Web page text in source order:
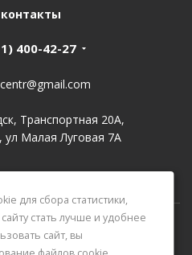
400-42-27
Транспортная 20А,
ул Малая Луговая 7А
ЦЕНТР ШУНГИТА
для сбора статистики,
стать лучше и удобнее
сайт, вы